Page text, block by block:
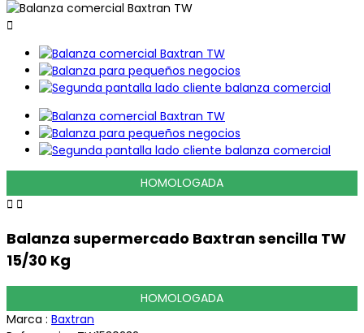

HOMOLOGADA
 
Balanza supermercado Baxtran sencilla TW
15/30 Kg
HOMOLOGADA
Marca : Baxtran